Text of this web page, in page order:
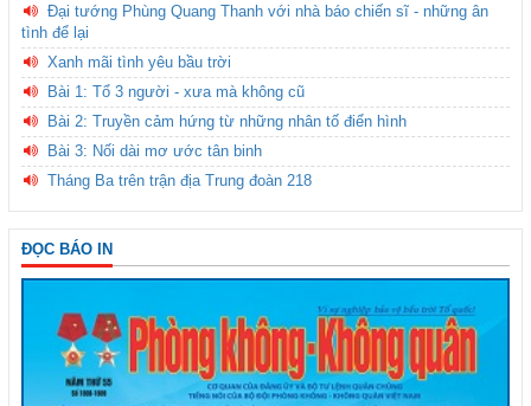
Đại tướng Phùng Quang Thanh với nhà báo chiến sĩ - những ân
tình để lại
Xanh mãi tình yêu bầu trời
Bài 1: Tổ 3 người - xưa mà không cũ
Bài 2: Truyền cảm hứng từ những nhân tố điển hình
Bài 3: Nối dài mơ ước tân binh
Tháng Ba trên trận địa Trung đoàn 218
ĐỌC BÁO IN